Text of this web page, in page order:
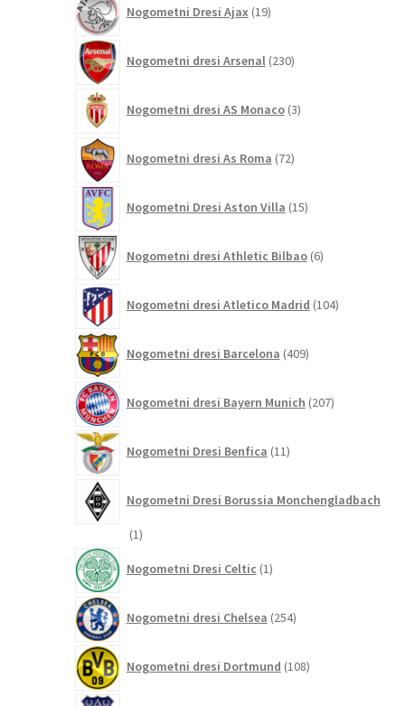
Nogometni Dresi Ajax 19izdelkov
Nogometni dresi Arsenal 230izdelkov
Nogometni dresi AS Monaco 3izdelki
Nogometni dresi As Roma 72izdelkov
Nogometni Dresi Aston Villa 15izdelkov
Nogometni dresi Athletic Bilbao 6izdelkov
Nogometni dresi Atletico Madrid 104izdelki
Nogometni dresi Barcelona 409izdelkov
Nogometni dresi Bayern Munich 207izdelkov
Nogometni Dresi Benfica 11izdelkov
Nogometni Dresi Borussia Monchengladbach
11
Nogometni Dresi Celtic 1izdelek
Nogometni dresi Chelsea 254izdelkov
Nogometni dresi Dortmund 108izdelkov